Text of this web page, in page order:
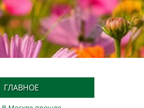
ГЛАВНОЕ